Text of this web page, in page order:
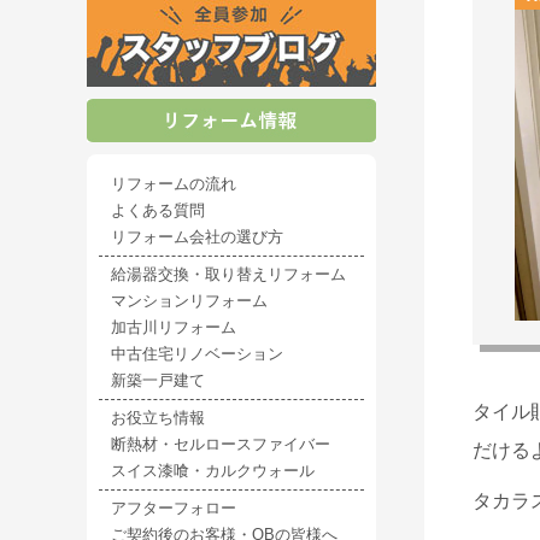
タイル
だける
タカラ
リフォームの流れ
よくある質問
リフォーム会社の選び方
給湯器交換・取り替えリフォーム
マンションリフォーム
加古川リフォーム
中古住宅リノベーション
新築一戸建て
お役立ち情報
断熱材・セルロースファイバー
スイス漆喰・カルクウォール
アフターフォロー
ご契約後のお客様・OBの皆様へ